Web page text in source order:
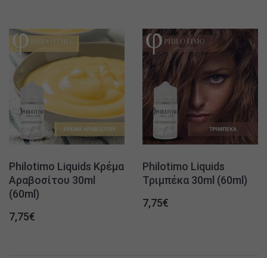
Philotimo Liquids Κρέμα
Αραβοσίτου 30ml
(60ml)
7,75€
Philotimo Liquids
Τριμπέκα 30ml (60ml)
7,75€